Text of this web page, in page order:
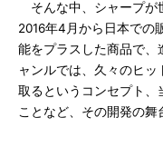
そんな中、シャープが
2016年4月から日本での
能をプラスした商品で、
ャンルでは、久々のヒ
取るというコンセプト、
ことなど、その開発の舞